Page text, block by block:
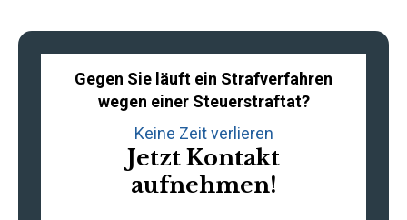
Gegen Sie läuft ein Strafverfahren
wegen einer Steuerstraftat?
Keine Zeit verlieren
Jetzt Kontakt
aufnehmen!